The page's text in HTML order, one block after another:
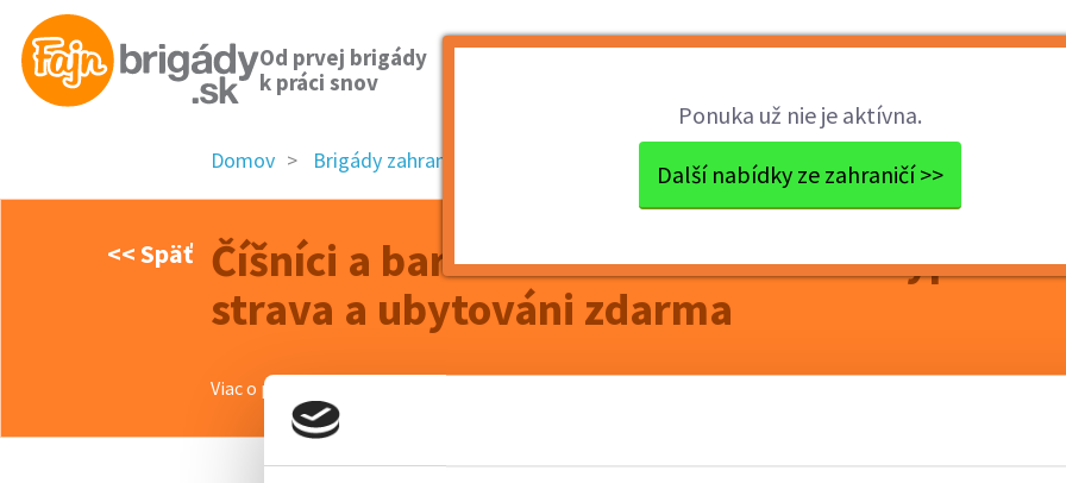
Od prvej brigády
k práci snov
Ponuka už nie je aktívna.
Další nabídky ze zahraničí >>
Domov Brigády zahraničie Číšníci a barmani v 4* hote...
<< Späť Číšníci a barmani v 4* hotelech na Kypru -
strava a ubytováni zdarma
Viac o ponuke >>